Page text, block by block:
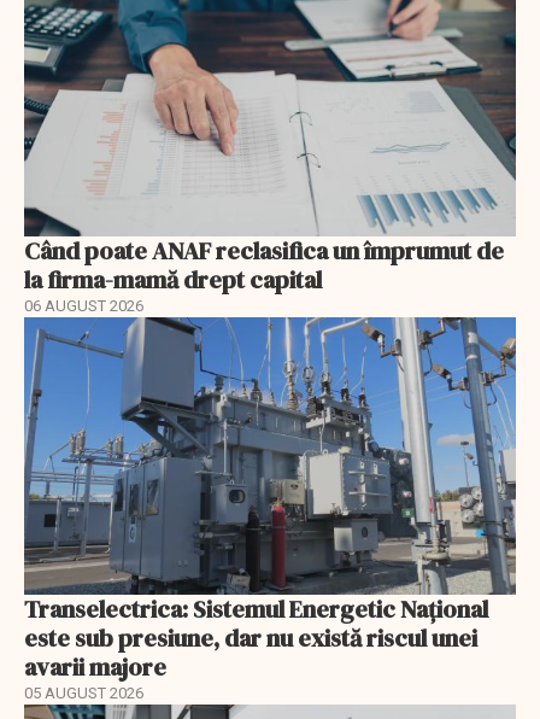
Când poate ANAF reclasifica un împrumut de
la firma-mamă drept capital
06 AUGUST 2026
Transelectrica: Sistemul Energetic Național
este sub presiune, dar nu există riscul unei
avarii majore
05 AUGUST 2026